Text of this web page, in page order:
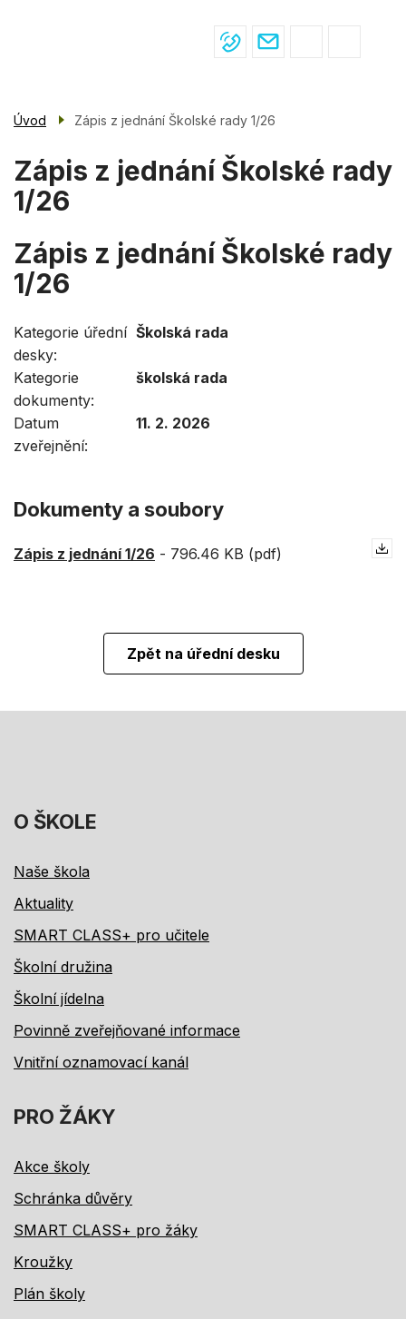
ÚŘEDNÍ DESKA
KONTAKTY
Úvod Zápis z jednání Školské rady 1/26
Zápis z jednání Školské rady
1/26
Zápis z jednání Školské rady
1/26
Kategorie úřední
desky
Školská rada
Kategorie
dokumenty
školská rada
Datum
zveřejnění
11. 2. 2026
Dokumenty a soubory
Zápis z jednání 1/26 - 796.46 KB (pdf)
Zpět na úřední desku
O ŠKOLE
Naše škola
Aktuality
SMART CLASS+ pro učitele
Školní družina
Školní jídelna
Povinně zveřejňované informace
Vnitřní oznamovací kanál
PRO ŽÁKY
Akce školy
Schránka důvěry
SMART CLASS+ pro žáky
Kroužky
Plán školy